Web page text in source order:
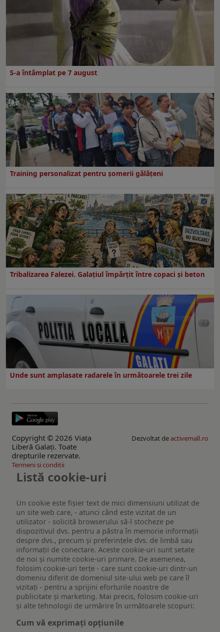
S-a întâmplat pe 7 august
Training personalizat pentru șomerii gălățeni
Tribalizarea Falezei. Galațiul împărțit între copaci și beton
Unde sunt amplasate radarele în următoarele trei zile
Copyright © 2026 Viaţa
Liberă Galaţi. Toate
drepturile rezervate.
Dezvoltat deactivemall.ro
Termeni si conditii
Listă cookie-uri
Un cookie este fişier text de mici dimensiuni utilizat de
un site web care, - atunci când este vizitat de un
utilizator - solicită browserului să-l stocheze pe
dispozitivul dvs. pentru a păstra în memorie informații
despre dvs., precum și preferințele dvs. de limbă sau
informații de conectare. Aceste cookie-uri sunt setate
de noi și numite cookie-uri primare. De asemenea,
folosim cookie-uri terțe - care sunt cookie-uri dintr-un
domeniu diferit de domeniul site-ului web pe care îl
vizitați - pentru a sprijini eforturile noastre de
publicitate și marketing. Mai precis, folosim cookie-uri
și alte tehnologii de urmărire în următoarele scopuri:
Cum vă exprimați opțiunile